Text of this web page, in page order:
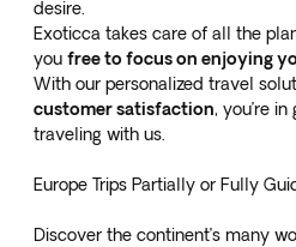
desire.
Exoticca takes care of all the
you free to focus on enjoying
With our personalized travel
customer satisfaction, you’re
traveling with us.
Europe Trips Partially or Fully
Discover the continent’s many